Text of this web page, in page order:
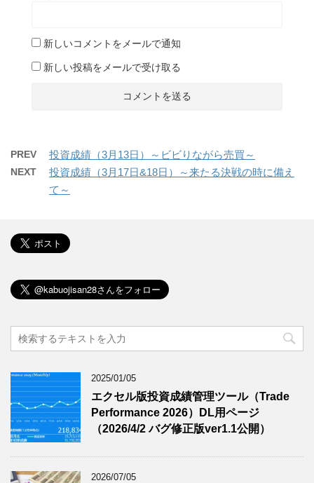
新しいコメントをメールで通知
新しい投稿をメールで受け取る
PREV 投資成績（3月13日）～ビビりながら売買～
NEXT
投資成績（3月17日&18日）～来たる決戦の時に備え
て～
2025/01/05
エクセル版投資成績管理ツール（Trade
Performance 2026）DL用ページ
（2026/4/2 バグ修正版ver1.1公開）
2026/07/05